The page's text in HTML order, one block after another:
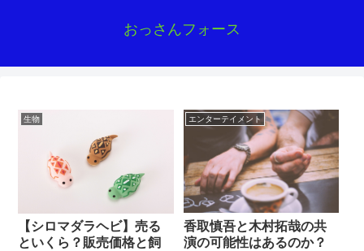
おっさんフォース
生物
【シロマダラヘビ】売る
といくら？販売価格と飼
エンターテイメント
香取慎吾と木村拓哉の共
演の可能性はあるのか？